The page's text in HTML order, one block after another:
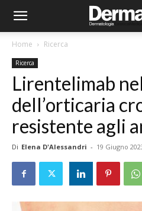
Home Ricerca
Ricerca
Lirentelimab
dell’orticaria
resistente agli
Di Elena D'Alessandri - 19 Giugno